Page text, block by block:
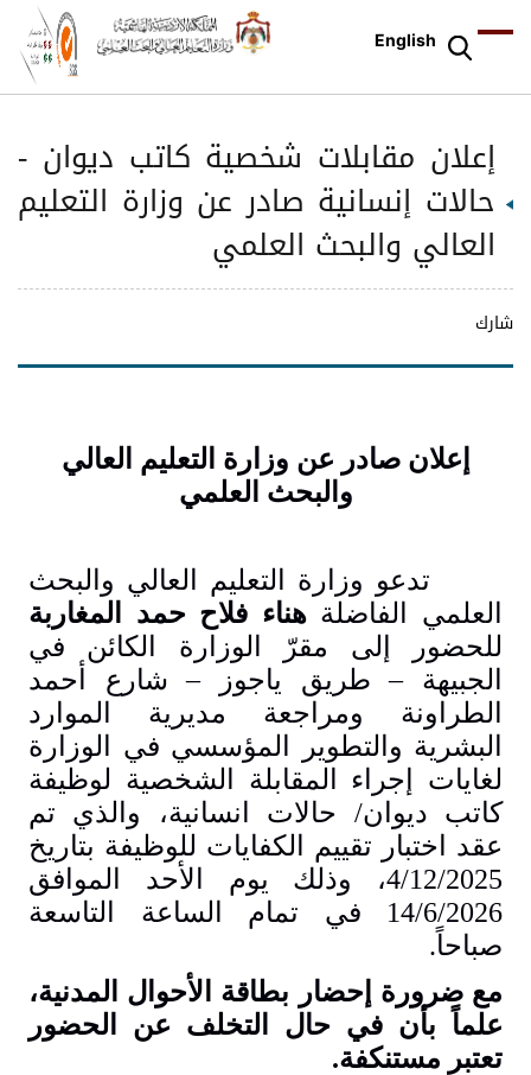
English
إعلان مقابلات شخصية كاتب ديوان -
حالات إنسانية صادر عن وزارة التعليم
العالي والبحث العلمي
شارك
إعلان صادر عن وزارة التعليم العالي
والبحث العلمي
تدعو وزارة التعليم العالي والبحث
العلمي الفاضلةهناء فلاح حمد المغاربة
للحضور إلى مقرّ الوزارة الكائن في
الجبيهة – طريق ياجوز – شارع أحمد
الطراونة ومراجعة مديرية الموارد
البشرية والتطوير المؤسسي في الوزارة
لغايات إجراء المقابلة الشخصية لوظيفة
كاتب ديوان/ حالات انسانية، والذي تم
عقد اختبار تقييم الكفايات للوظيفة بتاريخ
4/12/2025، وذلك يوم
الأحد الموافق
14/6/2026 في تمام الساعة التاسعة
صباحاً.
مع ضرورة إحضار بطاقة الأحوال المدنية،
علماً بأن في حال التخلف عن الحضور
تعتبر مستنكفة.